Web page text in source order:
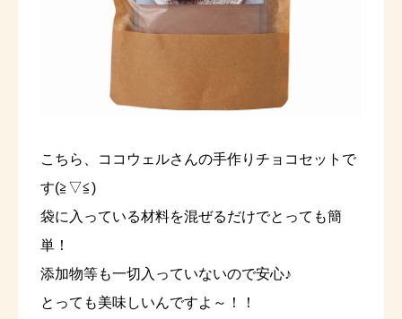
こちら、ココウェルさんの手作りチョコセットで
す(≧▽≦)
袋に入っている材料を混ぜるだけでとっても簡
単！
添加物等も一切入っていないので安心♪
とっても美味しいんですよ～！！